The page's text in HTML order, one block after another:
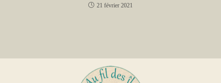
21 février 2021